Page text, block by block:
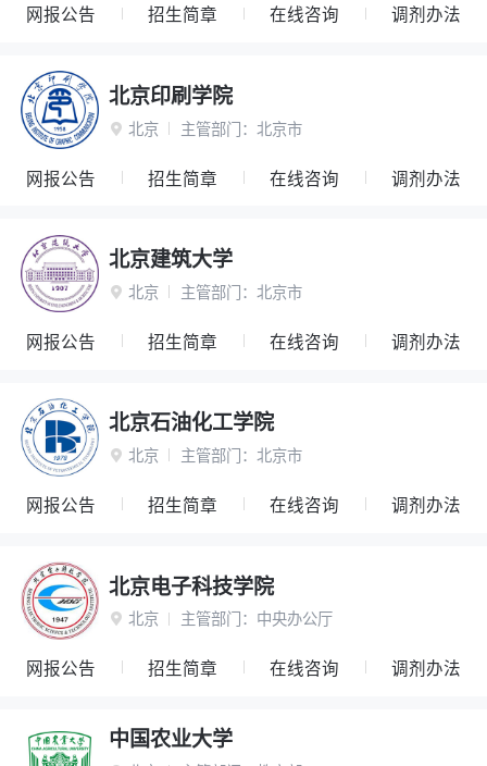
网报公告 招生简章 在线咨询 调剂办法
北京印刷学院
 北京 主管部门： 北京市
网报公告 招生简章 在线咨询 调剂办法
北京建筑大学
 北京 主管部门： 北京市
网报公告 招生简章 在线咨询 调剂办法
北京石油化工学院
 北京 主管部门： 北京市
网报公告 招生简章 在线咨询 调剂办法
北京电子科技学院
 北京 主管部门： 中央办公厅
网报公告 招生简章 在线咨询 调剂办法
中国农业大学